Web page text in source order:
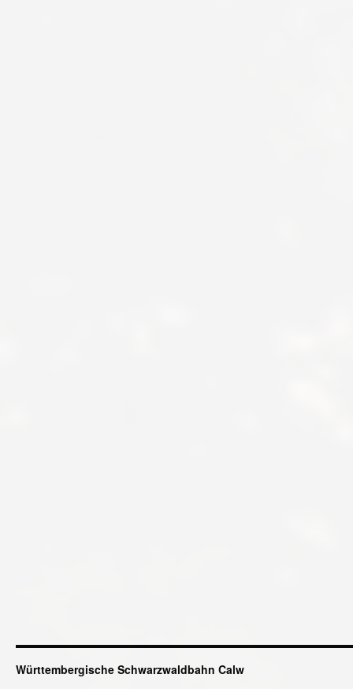
Württembergische Schwarzwaldbahn Calw